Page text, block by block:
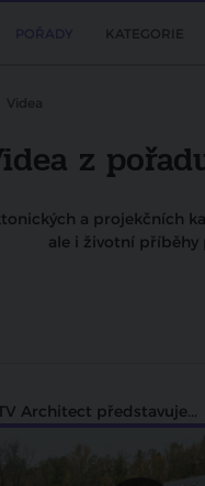
KATEGORIE
Videa
z
a projekčních
ale i životní příběhy
Architect představuje...